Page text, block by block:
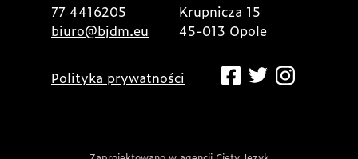
77 4416205
biuro@bjdm.eu
Krupnicza 15
45-013 Opole
Polityka prywatności